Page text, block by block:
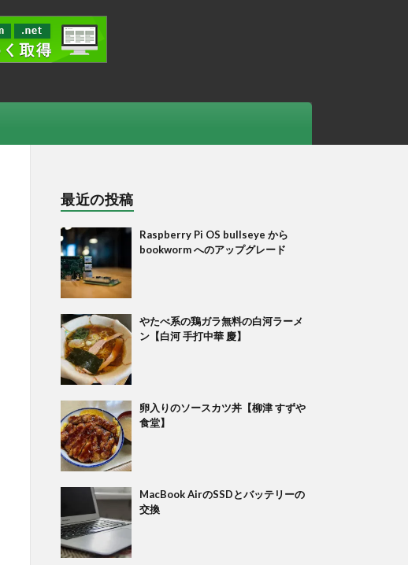
最近の投稿
Raspberry Pi OS bullseye から
bookworm へのアップグレード
やたべ系の鶏ガラ無料の白河ラーメ
ン【白河 手打中華 慶】
卵入りのソースカツ丼【柳津 すずや
食堂】
MacBook AirのSSDとバッテリーの
交換